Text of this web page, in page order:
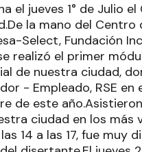
el jueves 1° de Julio
la mano del Centro
Select, Fundación
realizó el primer
de nuestra ciudad,
- Empleado, RSE
de este
ciudad en los más
14 a las 17, fue muy